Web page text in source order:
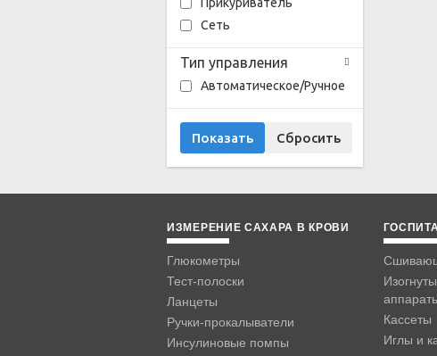
Прикуриватель
Сеть
Тип управления
Автоматическое/Ручное
ИЗМЕРЕНИЕ САХАРА В КРОВИ
Глюкометры
Тест-полоски
Ланцеты
Ручки-прокалыватели
Инсулиновые помпы
Кассеты
Иглы и